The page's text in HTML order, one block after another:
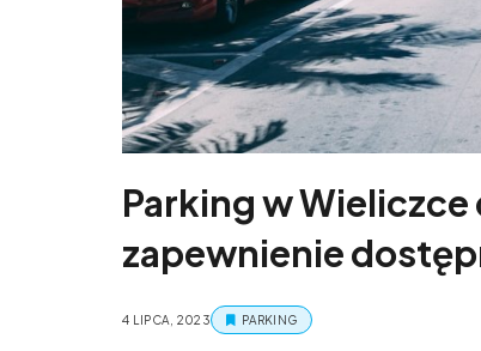
Parking w
zapewnienie
4 LIPCA, 2023 PARKING